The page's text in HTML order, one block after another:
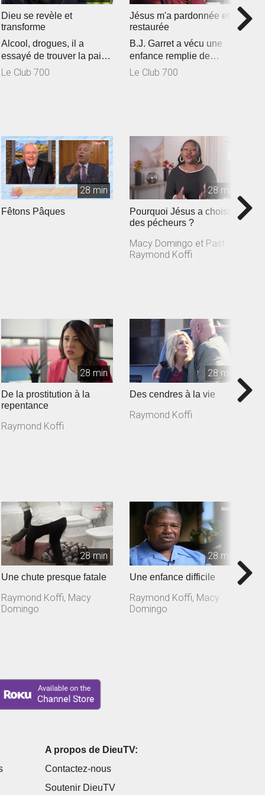
Dieu se revèle et
transforme
Alcool, drogues, il a
essayé de trouver la paix
avec ces substances.
Le Club 700
Jésus m'a pardonnée et
restaurée
B.J. Garret a vécu une
enfance remplie de
souffrances. À 15 ans, elle
Le Club 700
28 min
Fêtons Pâques
28 min
Pourquoi Jésus a choisi
des pécheurs ?
Macy Domingo et Past.
Raymond Koffi
28 min
De la prostitution à la
repentance
Raymond Koffi
28 min
Des cendres à la vie
Raymond Koffi
28 min
Une chute presque fatale
Raymond Koffi, Macy
Domingo
28 min
Une enfance difficile
Raymond Koffi, Macy
Domingo
A propos de DieuTV:
Contactez-nous
Soutenir DieuTV